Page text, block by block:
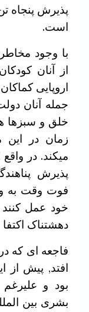
پذیرش پنجاه
است.
با وجود
از آنان
اروپایی
جمله آنان
خلق و سبزها
زمان در این
میکند. در واقع
پذیرش
فوت وقت به
خود عمل کنند
دهشتناک اکتفا
فاجعه ای که
افتد, پیش از
بود و
بشری بین